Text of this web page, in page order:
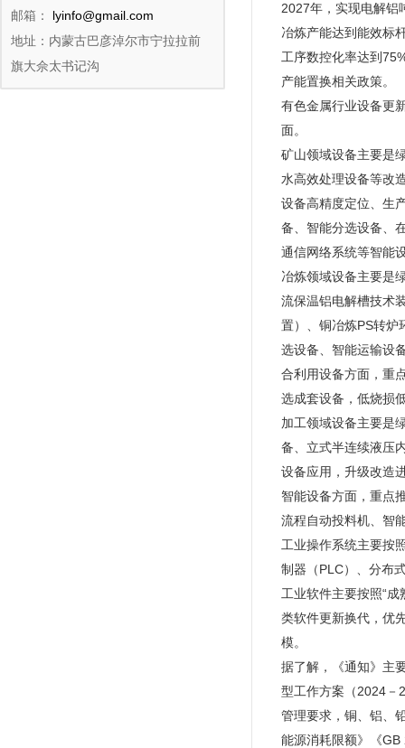
邮箱：
lyinfo@gmail.com
地址：内蒙古巴彦淖尔市宁拉拉前
旗大佘太书记沟
2027年，实现电解铝
冶炼产能达到能效标
工序数控化率达到
产能置换相关政策。
有色金属行业设备更
面。
矿山领域设备主要是
水高效处理设备等改
设备高精度定位、生
备、智能分选设备、
通信网络系统等智能
冶炼领域设备主要是
流保温铝电解槽技术
置）、铜冶炼PS转炉
选设备、智能运输设
合利用设备方面，重
选成套设备，低烧损
加工领域设备主要是
备、立式半连续液压
设备应用，升级改造
智能设备方面，重点
流程自动投料机、智
工业操作系统主要按
制器（PLC）、分布
工业软件主要按照“
类软件更新换代，优
模。
据了解，《通知》主
型工作方案（2024－
管理要求，铜、铝、
能源消耗限额》《